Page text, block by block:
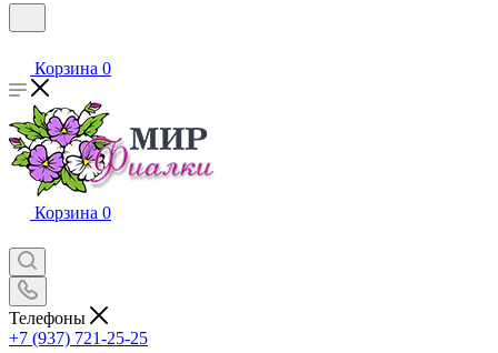
Корзина 0
Корзина 0
Телефоны
+7 (937) 721-25-25